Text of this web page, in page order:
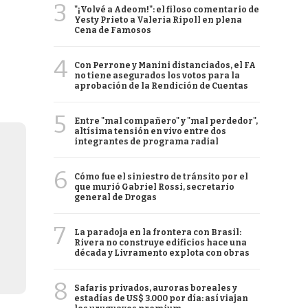
3
"¡Volvé a Adeom!": el filoso comentario de
Yesty Prieto a Valeria Ripoll en plena
Cena de Famosos
4
Con Perrone y Manini distanciados, el FA
no tiene asegurados los votos para la
aprobación de la Rendición de Cuentas
5
Entre "mal compañero" y "mal perdedor",
altísima tensión en vivo entre dos
integrantes de programa radial
6
Cómo fue el siniestro de tránsito por el
que murió Gabriel Rossi, secretario
general de Drogas
7
La paradoja en la frontera con Brasil:
Rivera no construye edificios hace una
década y Livramento explota con obras
8
Safaris privados, auroras boreales y
estadías de US$ 3.000 por día: así viajan